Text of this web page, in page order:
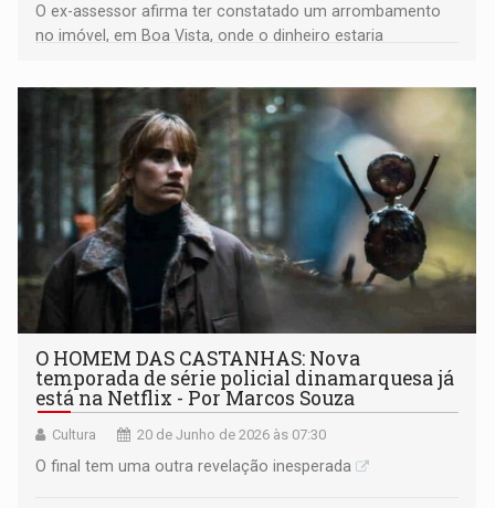
O ex-assessor afirma ter constatado um arrombamento
no imóvel, em Boa Vista, onde o dinheiro estaria
O HOMEM DAS CASTANHAS: Nova
temporada de série policial dinamarquesa já
está na Netflix - Por Marcos Souza
Cultura 20 de Junho de 2026 às 07:30
O final tem uma outra revelação inesperada